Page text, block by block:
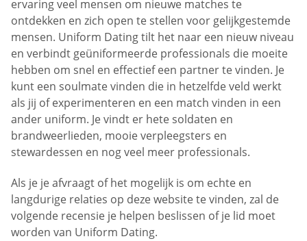
ervaring veel mensen om nieuwe matches te
ontdekken en zich open te stellen voor gelijkgestemde
mensen. Uniform Dating tilt het naar een nieuw niveau
en verbindt geüniformeerde professionals die moeite
hebben om snel en effectief een partner te vinden. Je
kunt een soulmate vinden die in hetzelfde veld werkt
als jij of experimenteren en een match vinden in een
ander uniform. Je vindt er hete soldaten en
brandweerlieden, mooie verpleegsters en
stewardessen en nog veel meer professionals.
Als je je afvraagt of het mogelijk is om echte en
langdurige relaties op deze website te vinden, zal de
volgende recensie je helpen beslissen of je lid moet
worden van Uniform Dating.